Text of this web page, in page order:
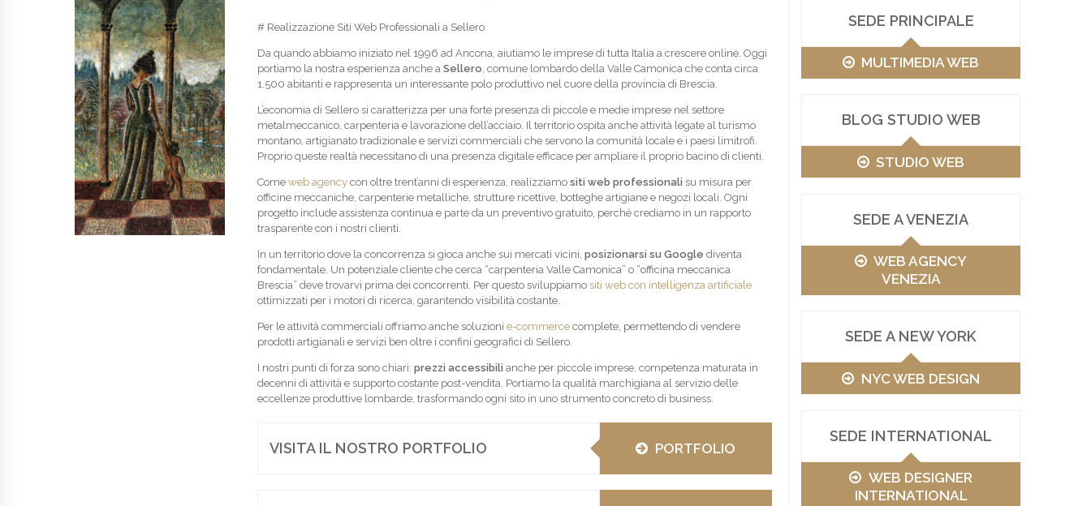
SEDE PRINCIPALE
MULTIMEDIA WEB
BLOG STUDIO WEB
STUDIO WEB
SEDE A VENEZIA
WEB AGENCY
VENEZIA
SEDE A NEW YORK
NYC WEB DESIGN
SEDE INTERNATIONAL
WEB DESIGNER
INTERNATIONAL
# Realizzazione Siti Web Professionali a Sellero
Da quando abbiamo iniziato nel 1996 ad Ancona, aiutiamo le imprese di tutta Italia a crescere online. Oggi
portiamo la nostra esperienza anche a Sellero, comune lombardo della Valle Camonica che conta circa
1.500 abitanti e rappresenta un interessante polo produttivo nel cuore della provincia di Brescia.
L’economia di Sellero si caratterizza per una forte presenza di piccole e medie imprese nel settore
metalmeccanico, carpenteria e lavorazione dell’acciaio. Il territorio ospita anche attività legate al turismo
montano, artigianato tradizionale e servizi commerciali che servono la comunità locale e i paesi limitrofi.
Proprio queste realtà necessitano di una presenza digitale efficace per ampliare il proprio bacino di clienti.
Come web agencycon oltre trent’anni di esperienza, realizziamo siti web professionali su misura per
officine meccaniche, carpenterie metalliche, strutture ricettive, botteghe artigiane e negozi locali. Ogni
progetto include assistenza continua e parte da un preventivo gratuito, perché crediamo in un rapporto
trasparente con i nostri clienti.
In un territorio dove la concorrenza si gioca anche sui mercati vicini, posizionarsi su Google diventa
fondamentale. Un potenziale cliente che cerca “carpenteria Valle Camonica” o “officina meccanica
Brescia” deve trovarvi prima dei concorrenti. Per questo sviluppiamo siti web con intelligenza artificiale
ottimizzati per i motori di ricerca, garantendo visibilità costante.
Per le attività commerciali offriamo anche soluzioni e-commercecomplete, permettendo di vendere
prodotti artigianali e servizi ben oltre i confini geografici di Sellero.
I nostri punti di forza sono chiari: prezzi accessibili anche per piccole imprese, competenza maturata in
decenni di attività e supporto costante post-vendita. Portiamo la qualità marchigiana al servizio delle
eccellenze produttive lombarde, trasformando ogni sito in uno strumento concreto di business.
VISITA IL NOSTRO PORTFOLIO PORTFOLIO